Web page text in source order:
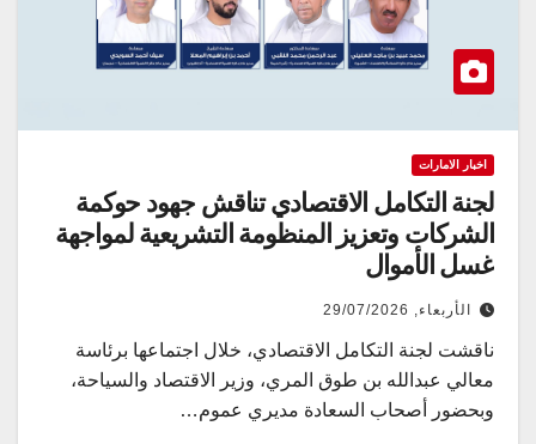
اخبار الامارات
لجنة التكامل الاقتصادي تناقش جهود حوكمة
الشركات وتعزيز المنظومة التشريعية لمواجهة
غسل الأموال
الأربعاء, 29/07/2026
ناقشت لجنة التكامل الاقتصادي، خلال اجتماعها برئاسة
معالي عبدالله بن طوق المري، وزير الاقتصاد والسياحة،
وبحضور أصحاب السعادة مديري عموم…